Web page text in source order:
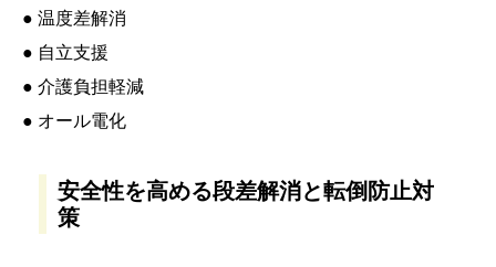
● 温度差解消
● 自立支援
● 介護負担軽減
● オール電化
安全性を高める段差解消と転倒防止対
策